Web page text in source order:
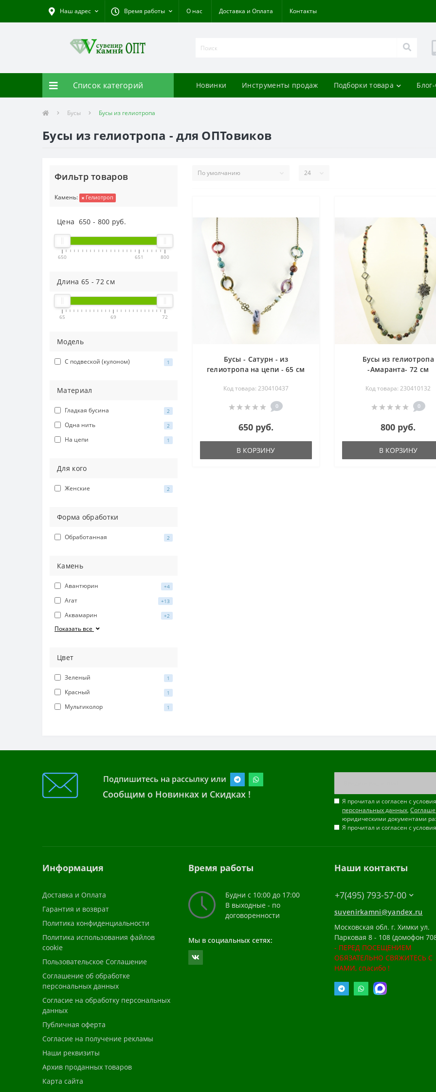
Наш адрес Время работы О нас Доставка и Оплата Контакты
Список категорий Новинки Инструменты продаж Подборки товара
Бусы Бусы из гелиотропа
Бусы из гелиотропа - для ОПТовиков
Фильтр товаров
Камень: Гелиотроп
Цена 650 - 800 руб.
650 651 800
Длина 65 -72 см
65 69 72
Модель
С подвеской (кулоном) 1
Материал
Гладкая бусина 2
Одна нить 2
На цепи 1
Для кого
Женские 2
Форма обработки
Обработанная 2
Камень
Авантюрин +4
Агат +13
Аквамарин +2
Показать все
Цвет
Зеленый 1
Красный 1
Мультиколор 1
Бусы - Сатурн - из
гелиотропа на цепи - 65 см
Код товара: 230410437
0
650 руб.
В КОРЗИНУ
Бусы из гелиотропа
-Амаранта- 72 см
Код товара: 230410132
0
800 руб.
В КОРЗИНУ
Подпишитесь на рассылку или
Сообщим о Новинках и Скидках !
Я прочитал и согласен с
персональных данных,
юридическими документами
Я прочитал и согласен с
Информация
Доставка и Оплата
Гарантия и возврат
Политика конфиденциальности
Политика использования файлов
cookie
Пользовательское Соглашение
Соглашение об обработке
персональных данных
Согласие на обработку персональных
данных
Публичная оферта
Согласие на получение рекламы
Наши реквизиты
Архив проданных товаров
Карта сайта
Время работы
Будни с 10:00 до 17:00
В выходные - по
договоренности
Мы в социальных сетях:
Наши контакты
+7(495) 793-57-00
suvenirkamni@yandex.ru
Московская обл. г. Химки ул.
Парковая 8 - 108 (домофон
- ПЕРЕД ПОСЕЩЕНИЕМ
ОБЯЗАТЕЛЬНО СВЯЖИТЕСЬ С
НАМИ, спасибо !